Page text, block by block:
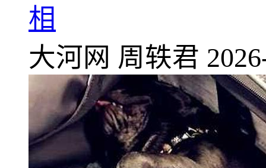
相
大河网 周轶君